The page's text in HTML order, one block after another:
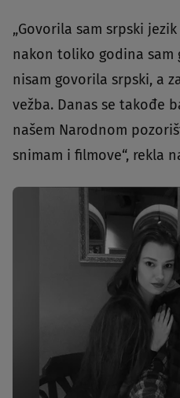
„Govorila sam srpski
nakon toliko godina sam
nisam govorila srpski, a
vežba. Danas se takođe
našem Narodnom
snimam i filmove“, rekla